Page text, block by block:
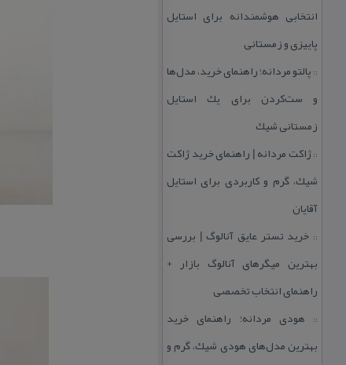
انتخابی هوشمندانه برای استایل
پاییزی و زمستانی
:: پالتو مردانه؛ راهنمای خرید، مدل‌ها
و ست‌كردن برای یك استایل
زمستانی شیك
::ژاكت مردانه | راهنمای خرید ژاكت
شیك، گرم و كاربردی برای استایل
آقایان
:: خرید تستر عایق آنالوگ | بررسی
بهترین میگرهای آنالوگ بازار +
راهنمای انتخاب تخصصی
:: هودی مردانه؛ راهنمای خرید
بهترین مدل‌های هودی شیك، گرم و